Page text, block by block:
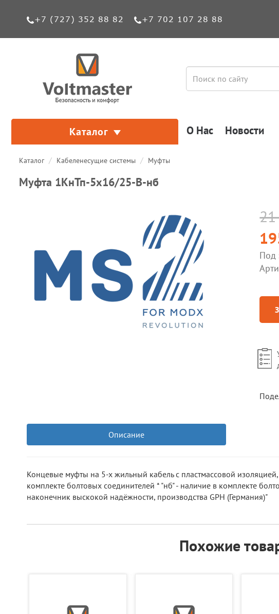
+7 (727) 352 88 82 +7 702 107 28 88
Каталог О Нас Новости
Каталог Кабеленесущие системы Муфты
Муфта 1КнТп-5х16/25-В-нб
21
Под
Описание
Концевые муфты на 5-х жильный кабель с пластмассовой
комплекте болтовых соединителей * "нб" - наличие в комплекте
наконечник выскокой надёжности, производства GPH (Германия)"
Похожие